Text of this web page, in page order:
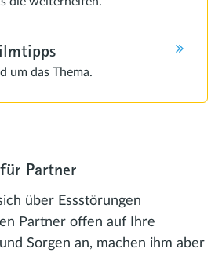
um das Thema.
Partner
über Essstörungen
Partner offen auf Ihre
Sorgen an, machen ihm aber